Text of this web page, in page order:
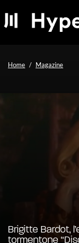
Home Magazine
Brigitte Bardot,
tormentone